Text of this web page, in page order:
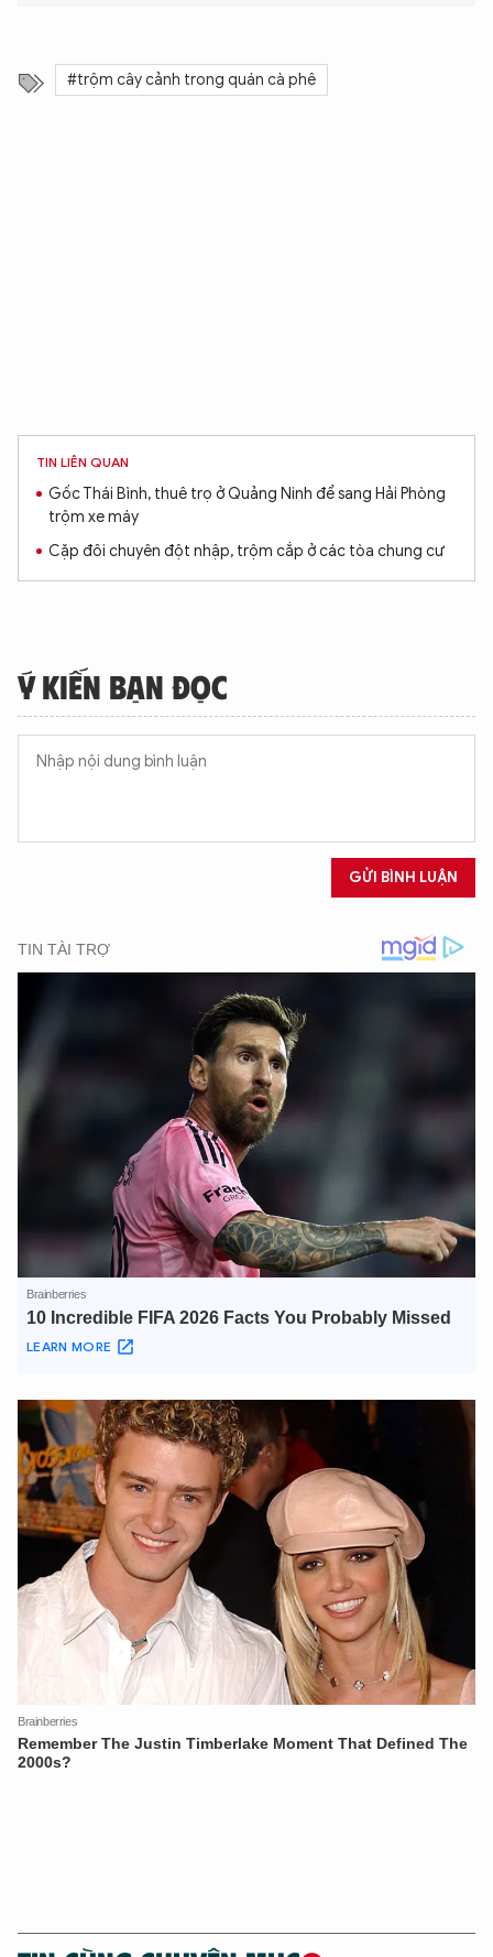
#trộm cây cảnh trong quán cà phê
TIN LIÊN QUAN
Gốc Thái Bình, thuê trọ ở Quảng Ninh để sang Hải Phòng
trộm xe máy
Cặp đôi chuyên đột nhập, trộm cắp ở các tòa chung cư
Ý KIẾN BẠN ĐỌC
GỬI BÌNH LUẬN
XIN CHÀO,
TÔI LÀ CHATBOT CỦA